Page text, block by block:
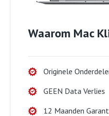
Waarom Mac
Originele
GEEN Data Verlies
12 Maanden